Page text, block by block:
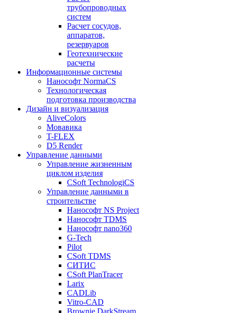
трубопроводных
систем
Расчет сосудов,
аппаратов,
резервуаров
Геотехнические
расчеты
Информационные системы
Нанософт NormaCS
Технологическая
подготовка производства
Дизайн и визуализация
AliveColors
Мовавика
T-FLEX
D5 Render
Управление данными
Управление жизненным
циклом изделия
CSoft TechnologiCS
Управление данными в
строительстве
Нанософт NS Project
Нанософт TDMS
Нанософт nano360
G-Tech
Pilot
CSoft TDMS
СИТИС
CSoft PlanTracer
Larix
CADLib
Vitro-CAD
Brownie DarkStream